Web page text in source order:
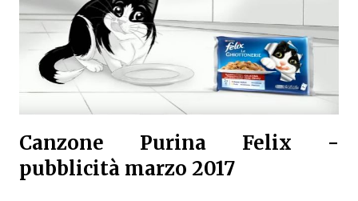
Canzone Purina Felix -
pubblicità marzo 2017